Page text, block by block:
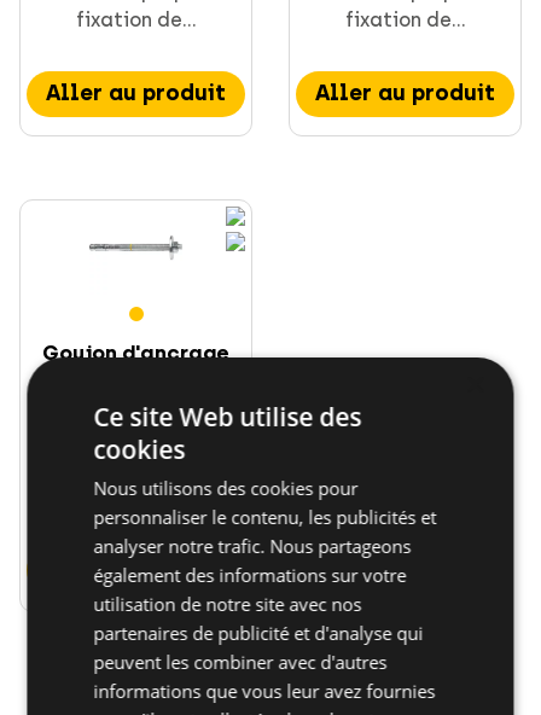
Visserie
fixation de...
Aller au produit
fixation de...
Aller au produit
Goujon d'ancrage
DIN440
Goujon d'ancrage
métallique pour
fixation de...
Aller au produit
Ce site Web utilise des
cookies
Nous utilisons des cookies pour
personnaliser le contenu, les publicités et
analyser notre trafic. Nous partageons
également des informations sur votre
utilisation de notre site avec nos
partenaires de publicité et d'analyse qui
peuvent les combiner avec d'autres
informations que vous leur avez fournies